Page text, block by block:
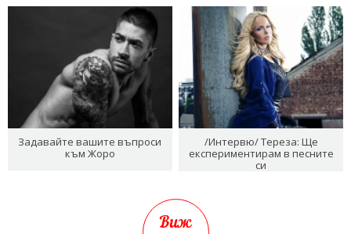
Задавайте вашите въпроси
към Жоро
/Интервю/ Тереза: Ще
експериментирам в песните
си
Виж